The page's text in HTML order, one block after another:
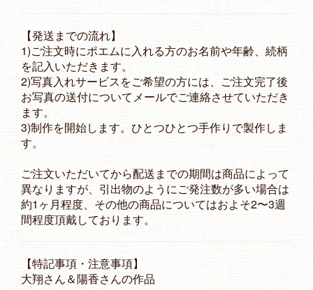
【発送までの流れ】
1)ご注文時にポエムに入れる方のお名前や年齢、続柄
を記入いただきます。
2)写真入れサービスをご希望の方には、ご注文完了後
お写真の送付についてメールでご連絡させていただき
ます。
3)制作を開始します。ひとつひとつ手作りで製作しま
す。
ご注文いただいてから配送までの期間は商品によって
異なりますが、引出物のようにご発注数が多い場合は
約1ヶ月程度、その他の商品についてはおよそ2〜3週
間程度頂戴しております。
【特記事項・注意事項】
大翔さん＆陽香さんの作品